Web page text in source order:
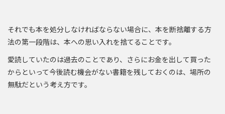
それでも本を処分しなければならない場合に、本を断捨離する方
法の第一段階は、本への思い入れを捨てることです。
愛読していたのは過去のことであり、さらにお金を出して買った
からといって今後読む機会がない書籍を残しておくのは、場所の
無駄だという考え方です。